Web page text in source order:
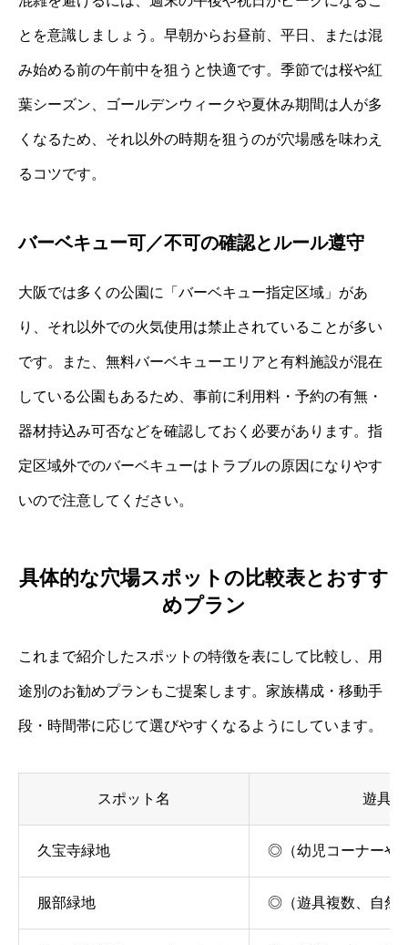
とを意識しましょう。早朝からお昼前、平日、または混
み始める前の午前中を狙うと快適です。季節では桜や紅
葉シーズン、ゴールデンウィークや夏休み期間は人が多
くなるため、それ以外の時期を狙うのが穴場感を味わえ
るコツです。
バーベキュー可／不可の確認とルール遵守
大阪では多くの公園に「バーベキュー指定区域」があ
り、それ以外での火気使用は禁止されていることが多い
です。また、無料バーベキューエリアと有料施設が混在
している公園もあるため、事前に利用料・予約の有無・
器材持込み可否などを確認しておく必要があります。指
定区域外でのバーベキューはトラブルの原因になりやす
いので注意してください。
具体的な穴場スポットの比較表とおすす
めプラン
これまで紹介したスポットの特徴を表にして比較し、用
途別のお勧めプランもご提案します。家族構成・移動手
段・時間帯に応じて選びやすくなるようにしています。
スポット名 遊具
久宝寺緑地 ◎（幼児コーナーや
服部緑地 ◎（遊具複数、自然